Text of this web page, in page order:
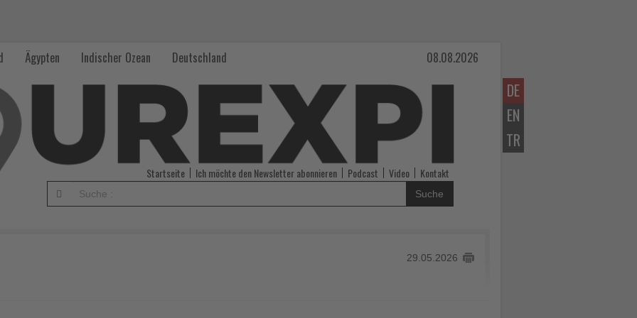
DE
EN
TR
Ägypten Indischer Ozean Deutschland 08.08.2026
Startseite Ich möchte den Newsletter abonnieren Podcast Video Kontakt
Suche
29.05.2026